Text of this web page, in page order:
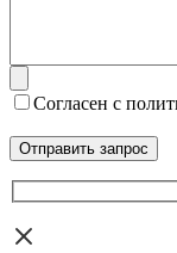
Согласен с